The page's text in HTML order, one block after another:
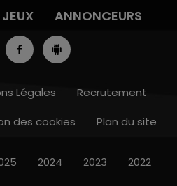
- 16h00
JEUX ANNONCEURS
Légales
Recrutement
des cookies Plan du site
2024 2023 2022